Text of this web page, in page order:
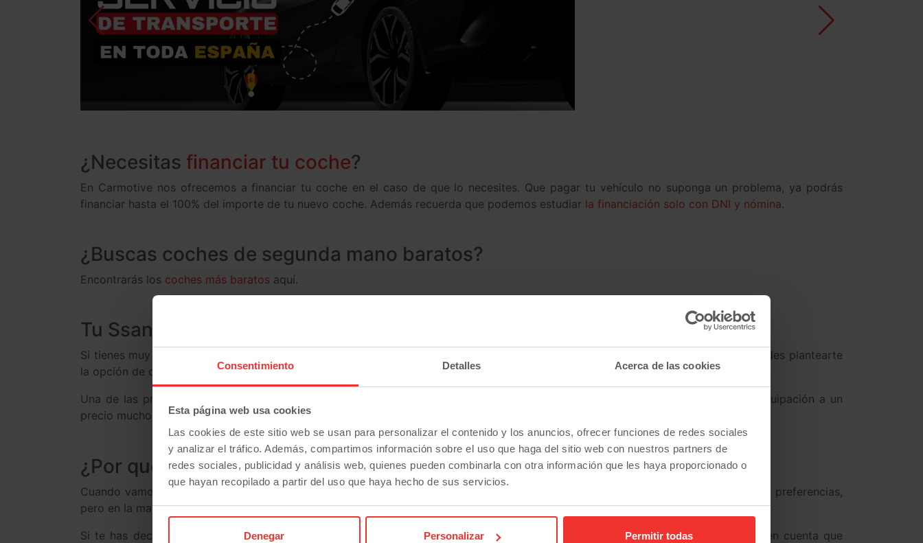
Consentimiento Detalles Acerca de las cookies
Esta página web usa cookies
Las cookies de este sitio web se usan para personalizar el contenido y los anuncios, ofrecer funciones de redes sociales
y analizar el tráfico. Además, compartimos información sobre el uso que haga del sitio web con nuestros partners de
redes sociales, publicidad y análisis web, quienes pueden combinarla con otra información que les haya proporcionado o
que hayan recopilado a partir del uso que haya hecho de sus servicios.
Denegar Personalizar Permitir todas
¿Necesitas financiar tu coche?
En Carmotive nos ofrecemos a financiar tu coche en el caso de que lo necesites. Que pagar tu vehículo no suponga un problema, ya podrás
financiar hasta el 100% del importe de tu nuevo coche. Además recuerda que podemos estudiar la financiación solo con DNI y nómina.
¿Buscas coches de segunda mano baratos?
Encontrarás los coches más baratos aquí.
Tu Ssangyong por mucho menos
Si tienes muy claro que tu marca es Ssangyong, pero adquirir el modelo que buscas no está al alcance de tu bolsillo, siempre puedes plantearte
la opción de comprarlo de segunda mano.
Una de las principales ventajas de comprar Ssangyong de segunda mano es poder elegir el modelo que quieres, con mayor equipación a un
precio mucho más reducido.
¿Por qué elegir Ssangyong?
Cuando vamos a comprar un coche, decantarnos por una marca puede ser una decisión fácil cuando ya tenemos claras nuestras preferencias,
pero en la mayoría de los casos no suele resultar fácil.
Si te has decidido por Ssangyong es muy probable que hayas valorado entre otros aspectos el económico, aunque, teniendo en cuenta que